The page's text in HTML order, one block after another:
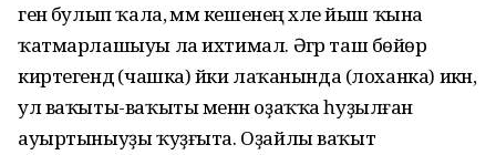
генә булып ҡала, әммә кешенең хәле йыш ҡына
ҡатмарлашыуы ла ихтимал. Әгәр таш бөйөр
киртегендә (чашка) йәки лаҡанында (лоханка) икән,
ул ваҡыты-ваҡыты менән оҙаҡҡа һуҙылған
ауыртыныуҙы ҡуҙғыта. Оҙайлы ваҡыт